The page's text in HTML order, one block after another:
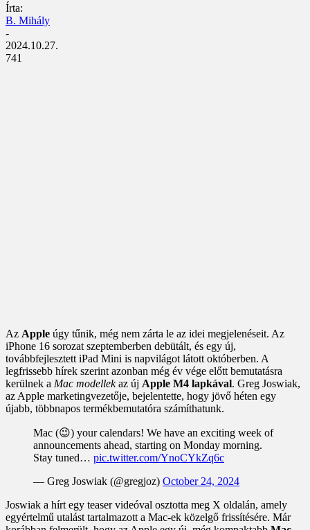
Írta:
B. Mihály
-
2024.10.27.
741
Az Apple úgy tűnik, még nem zárta le az idei megjelenéseit. Az
iPhone 16 sorozat szeptemberben debütált, és egy új,
továbbfejlesztett iPad Mini is napvilágot látott októberben. A
legfrissebb hírek szerint azonban még év vége előtt bemutatásra
kerülnek a Mac modellekaz új Apple M4 lapkával. Greg Joswiak,
az Apple marketingvezetője, bejelentette, hogy jövő héten egy
újabb, többnapos termékbemutatóra számíthatunk.
Mac (😉) your calendars! We have an exciting week of
announcements ahead, starting on Monday morning.
Stay tuned… pic.twitter.com/YnoCYkZq6c
— Greg Joswiak (@gregjoz) October 24, 2024
Joswiak a hírt egy teaser videóval osztotta meg X oldalán, amely
egyértelmű utalást tartalmazott a Mac-ek közelgő frissítésére. Már